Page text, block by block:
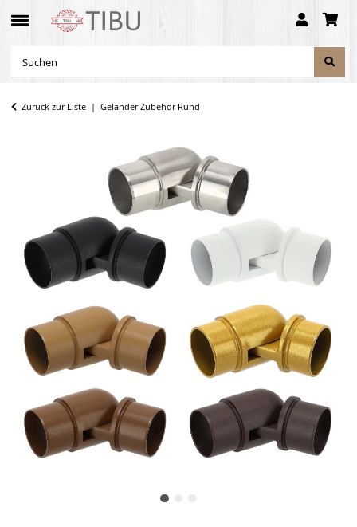
Zurück zur Liste Geländer Zubehör Rund